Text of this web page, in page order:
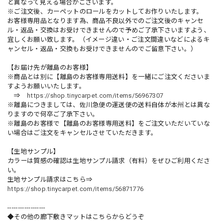
と異なって見える場合がございます。
※ご注文後、カーペットのロールをカットしてお作りいたします。
お客様専用品となります為、商品不良以外でのご注文後のキャンセ
ル・返品・交換はお受けできませんので予めご了承下さいますよう、
宜しくお願い致します。（イメージ違い・ご注文間違いなどによるキ
ャンセル・返品・交換もお受けできませんのでご留意下さい。）
【お届け先が離島のお客様】
※商品とは別に【離島のお客様専用送料】を一緒にご注文くださいま
すようお願いいたします。
⇒
https://shop.tinycarpet.com/items/56967307
※離島につきましては、佐川急便の運送便の送料自体が本州とは異な
りますので何卒ご了承下さい。
※離島のお客様で【離島のお客様専用送料】をご注文いただいていな
い場合はご注文をキャンセルさせていただきます。
【生地サンプル】
カラーは質感の確認は生地サンプル請求（有料）をぜひご利用くださ
い。
生地サンプル請求はこちら⇒
https://shop.tinycarpet.com/items/56871776
------------------
◆その他の廊下敷きマットはこちらからどうぞ